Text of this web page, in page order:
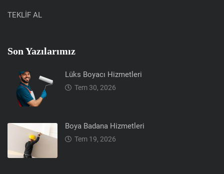
TEKLİF AL
Son Yazılarımız
Lüks Boyacı Hizmetleri
Tem 30, 2026
Boya Badana Hizmetleri
Tem 19, 2026